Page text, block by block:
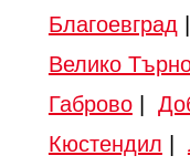
Благоевград
Велико
Габрово|
Кюстендил